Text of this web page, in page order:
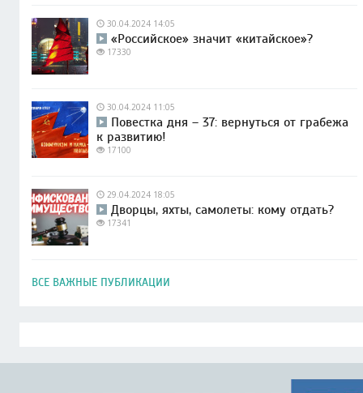
30.04.2024 14:05
«Российское» значит «китайское»?
17330
30.04.2024 11:05
Повестка дня – 37: вернуться от грабежа
к развитию!
17100
29.04.2024 18:05
Дворцы, яхты, самолеты: кому отдать?
17341
ВСЕ ВАЖНЫЕ ПУБЛИКАЦИИ